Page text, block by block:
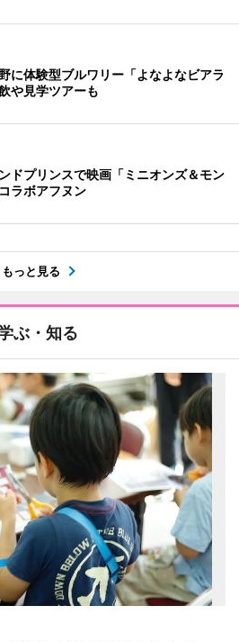
に体験型ブルワリー「よなよなビアラ
や見学ツアーも
ドプリンスで映画「ミニオンズ＆モン
ラボアフヌン
もっと見る
ぶ・知る